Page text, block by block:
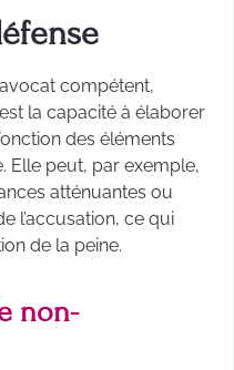
avocat compétent,
la capacité à élaborer
des éléments
Elle peut, par exemple,
atténuantes ou
l’accusation, ce qui
de la peine.
non-